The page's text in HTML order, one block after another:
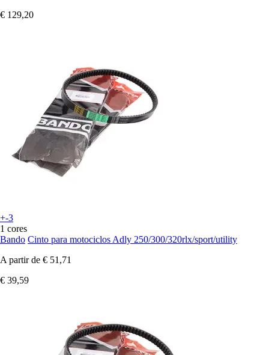
€ 129,20
+-3
1 cores
Bando Cinto para motociclos Adly 250/300/320rlx/sport/utility
A partir de € 51,71
€ 39,59